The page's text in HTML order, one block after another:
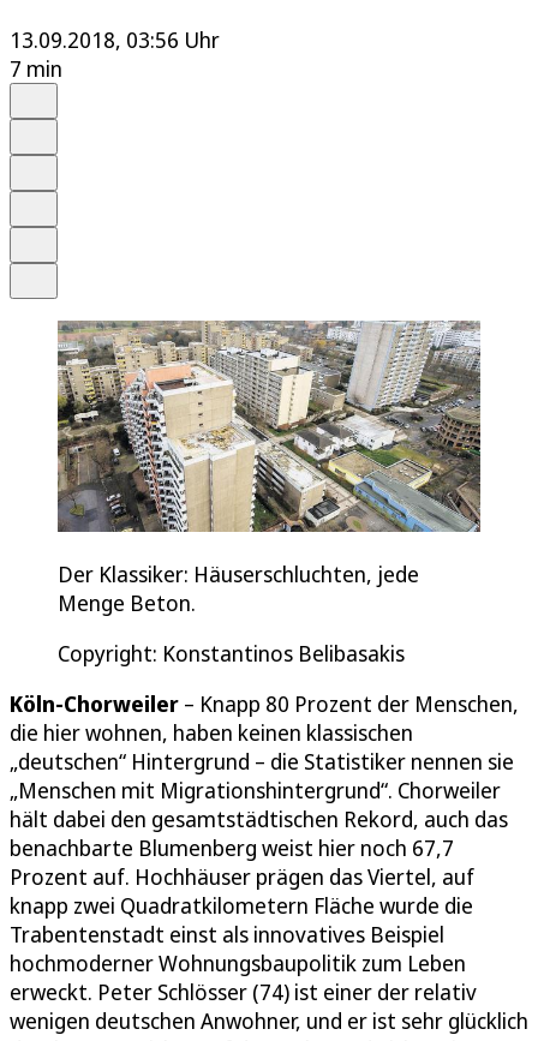
13.09.2018, 03:56 Uhr
7 min
Der Klassiker: Häuserschluchten, jede
Menge Beton.
Copyright: Konstantinos Belibasakis
Köln-Chorweiler – Knapp 80 Prozent der Menschen,
die hier wohnen, haben keinen klassischen
„deutschen“ Hintergrund – die Statistiker nennen sie
„Menschen mit Migrationshintergrund“. Chorweiler
hält dabei den gesamtstädtischen Rekord, auch das
benachbarte Blumenberg weist hier noch 67,7
Prozent auf. Hochhäuser prägen das Viertel, auf
knapp zwei Quadratkilometern Fläche wurde die
Trabentenstadt einst als innovatives Beispiel
hochmoderner Wohnungsbaupolitik zum Leben
erweckt. Peter Schlösser (74) ist einer der relativ
wenigen deutschen Anwohner, und er ist sehr glücklich